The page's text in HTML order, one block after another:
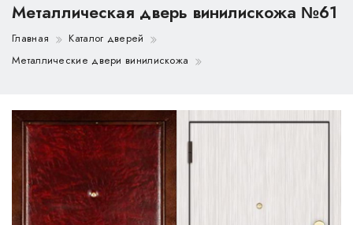
Металлическая дверь винилискожа №61
Главная
Каталог дверей
Металлические двери винилискожа